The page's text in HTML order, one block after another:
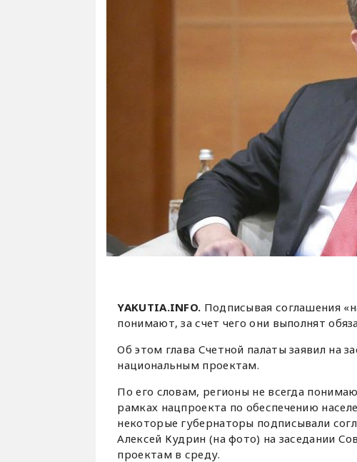
YAKUTIA.INFO. Подписывая соглашения
понимают, за счет чего они выполнят
Об этом глава Счетной палаты заявил на
национальным проектам.
По его словам, регионы не всегда
рамках нацпроекта по обеспечению
некоторые губернаторы подписывали
Алексей Кудрин (на фото) на заседании
проектам в среду.